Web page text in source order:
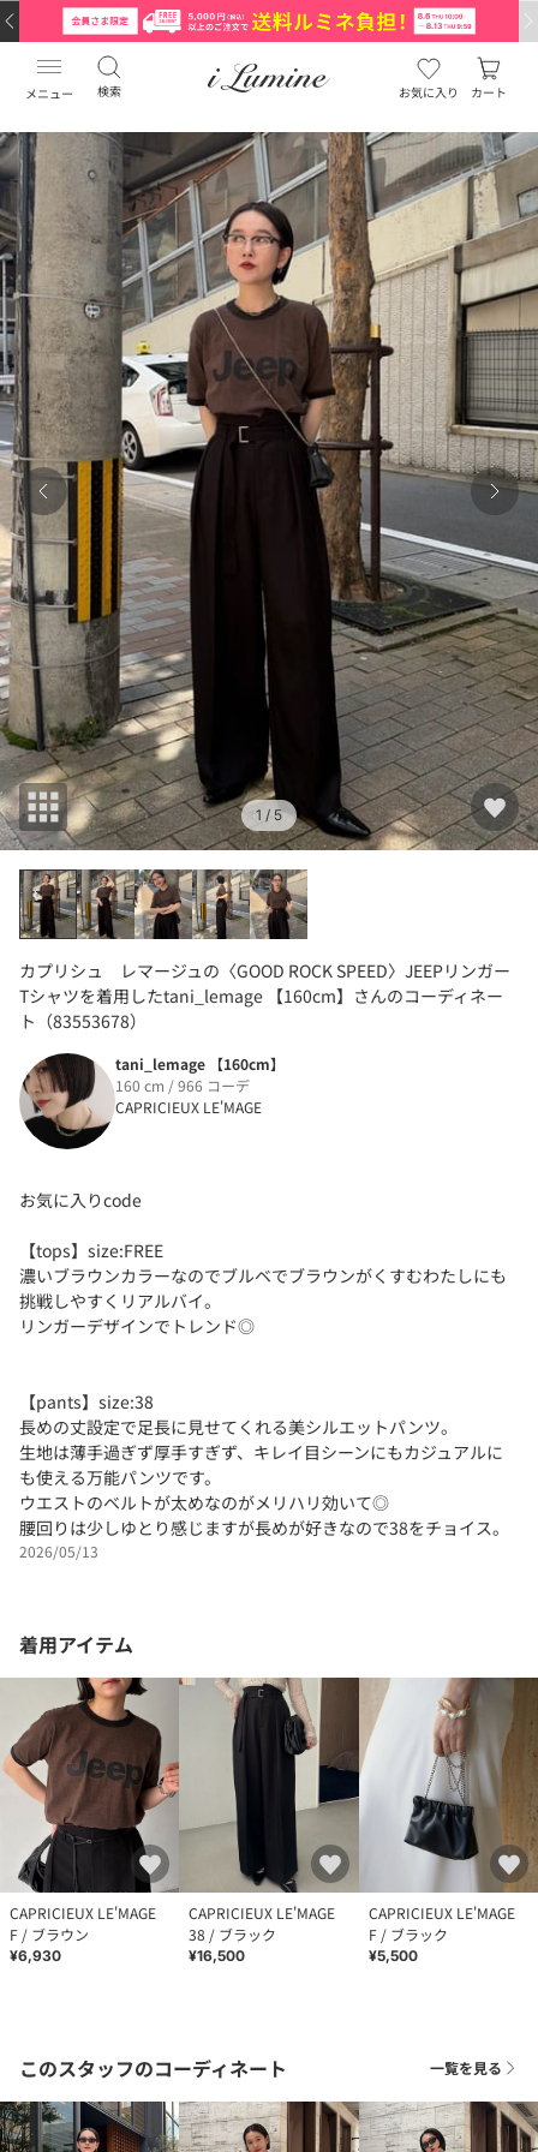
メニュー 検索 お気に入り カート
1 / 5
カプリシュ レマージュの〈GOOD ROCK SPEED〉JEEPリンガー
Tシャツを着用したtani_lemage 【160cm】さんのコーディネー
ト（83553678）
tani_lemage 【160cm】
160 cm / 966 コーデ
CAPRICIEUX LE'MAGE
お気に入りcode
【tops】size:FREE
濃いブラウンカラーなのでブルベでブラウンがくすむわたしにも
挑戦しやすくリアルバイ。
リンガーデザインでトレンド◎
【pants】size:38
長めの丈設定で足長に見せてくれる美シルエットパンツ。
生地は薄手過ぎず厚手すぎず、キレイ目シーンにもカジュアルに
も使える万能パンツです。
ウエストのベルトが太めなのがメリハリ効いて◎
腰回りは少しゆとり感じますが長めが好きなので38をチョイス。
2026/05/13
着用アイテム
CAPRICIEUX LE'MAGE
F / ブラウン
¥6,930
CAPRICIEUX LE'MAGE
38 / ブラック
¥16,500
CAPRICIEUX LE'MAGE
F / ブラック
¥5,500
このスタッフのコーディネート 一覧を見る